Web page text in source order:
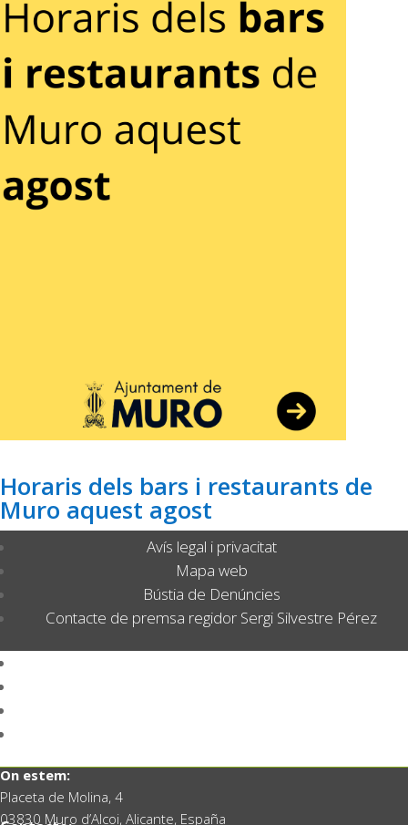
Horaris dels bars i restaurants de
Muro aquest agost
Avís legal i privacitat
Mapa web
Bústia de Denúncies
Contacte de premsa regidor Sergi Silvestre Pérez
On estem:
Placeta de Molina, 4
03830 Muro d’Alcoi, Alicante, España